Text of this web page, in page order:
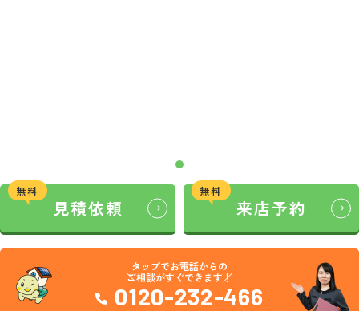
無料
見積依頼
無料
来店予約
タップでお電話からの
ご相談がすぐできます！
0120-232-466